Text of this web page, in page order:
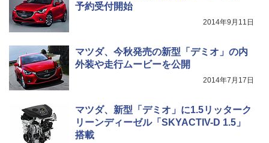
予約受付開始
2014年9月11日
マツダ、今秋発売の新型「デミオ」の内
外装や走行ムービーを公開
2014年7月17日
マツダ、新型「デミオ」に1.5リッターク
リーンディーゼル「SKYACTIV-D 1.5」
搭載